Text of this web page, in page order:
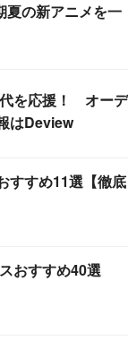
夏の新アニメを一
を応援！ オーデ
はDeview
すすめ11選【徹底
おすすめ40選